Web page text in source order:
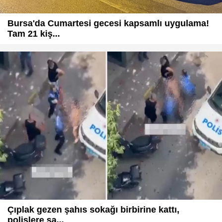
Bursa'da Cumartesi gecesi kapsamlı uygulama!
Tam 21 kiş...
Çıplak gezen şahıs sokağı birbirine kattı,
polislere sa...